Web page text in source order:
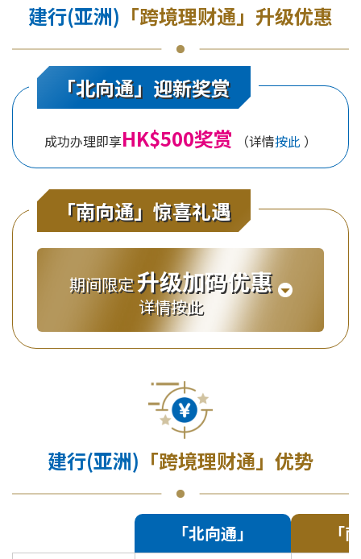
建行(亚洲) 「跨境理财通」升级优惠
「北向通」迎新奖赏
成功办理即享HK$500奖赏 （详情按此 ）
「南向通」惊喜礼遇
期间限定升级加码优惠
详情按此
建行(亚洲) 「跨境理财通」优势
「北向通」 「